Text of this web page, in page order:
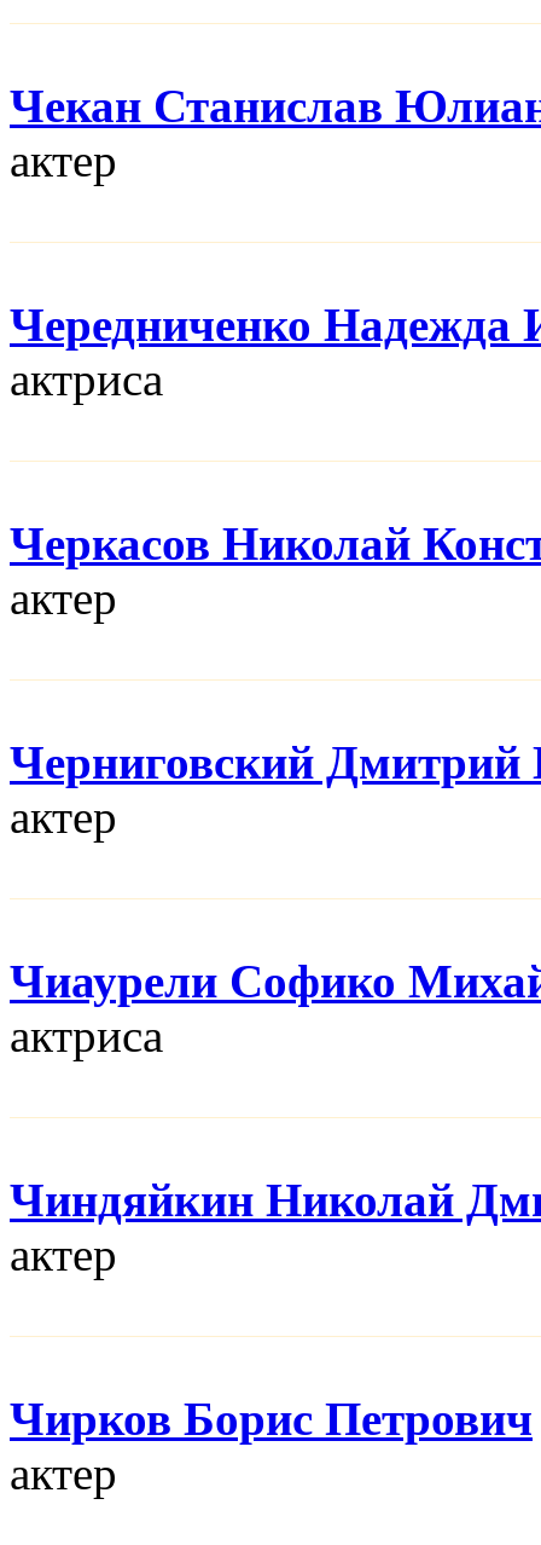
Чекан Станислав
актер
Чередниченко Надежда
актриса
Черкасов Николай
актер
Черниговский Дмитрий
актер
Чиаурели Софико
актриса
Чиндяйкин Николай
актер
Чирков Борис Петрович
актер